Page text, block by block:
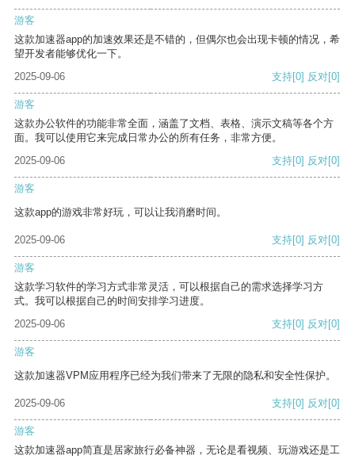
游客
这款加速器app的加速效果还是不错的，但偶尔也会出现卡顿的情况，希
望开发者能够优化一下。
2025-09-06
支持[0] 反对[0]
游客
这款办公软件的功能非常全面，涵盖了文档、表格、演示文稿等各个方
面。我可以使用它来完成日常办公的所有任务，非常方便。
2025-09-06
支持[0] 反对[0]
游客
这款app的游戏非常好玩，可以让我消磨时间。
2025-09-06 支持[0] 反对[0]
游客
这款学习软件的学习方式非常灵活，可以根据自己的需求选择学习方
式。我可以根据自己的时间安排学习进度。
2025-09-06
支持[0] 反对[0]
游客
这款加速器VPM应用程序已经为我们带来了无限的隐私和安全性保护。
2025-09-06 支持[0] 反对[0]
游客
这款加速器app简直是居家旅行必备神器，无论是看视频、玩游戏还是工